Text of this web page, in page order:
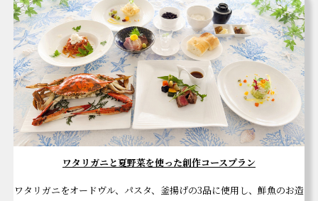
ワタリガニと夏野菜を使った創作コースプラン
ワタリガニをオードヴル、パスタ、釜揚げの3品に使用し、鮮魚のお造